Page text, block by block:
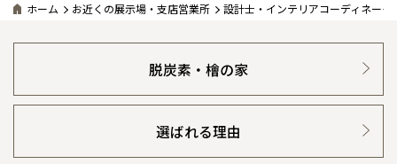
ホーム お近くの展示場・支店営業所 設計士・インテリアコーディネータ
脱炭素・檜の家
選ばれる理由